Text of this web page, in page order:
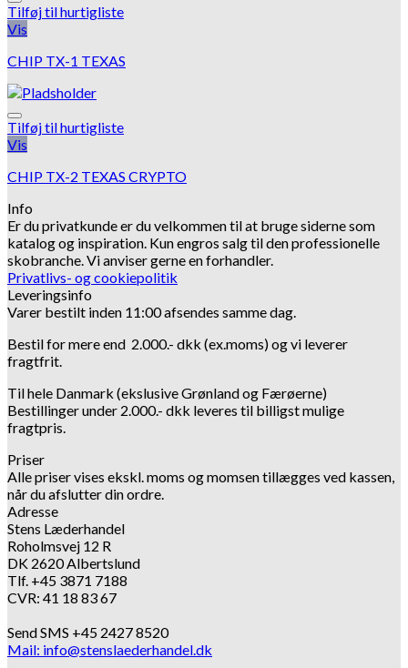
Tilføj til hurtigliste
Vis
CHIP TX-1 TEXAS
Tilføj til hurtigliste
Vis
CHIP TX-2 TEXAS CRYPTO
Info
Er du privatkunde er du velkommen til at bruge siderne som
katalog og inspiration. Kun engros salg til den professionelle
skobranche.Vi anviser gerne en forhandler.
Privatlivs- og cookiepolitik
Leveringsinfo
Varer bestilt inden 11:00 afsendes samme dag.
Bestil for mere end 2.000.- dkk (ex.moms) og vi leverer
fragtfrit.
Til hele Danmark (ekslusive Grønland og Færøerne)
Bestillinger under 2.000.- dkk leveres til billigst mulige
fragtpris.
Priser
Alle priser vises ekskl. moms og momsen tillægges ved kassen,
når du afslutter din ordre.
Adresse
Stens Læderhandel
Roholmsvej 12 R
DK 2620 Albertslund
Tlf. +45 3871 7188
CVR: 41 18 83 67
Send SMS +45 2427 8520
Mail: info@stenslaederhandel.dk